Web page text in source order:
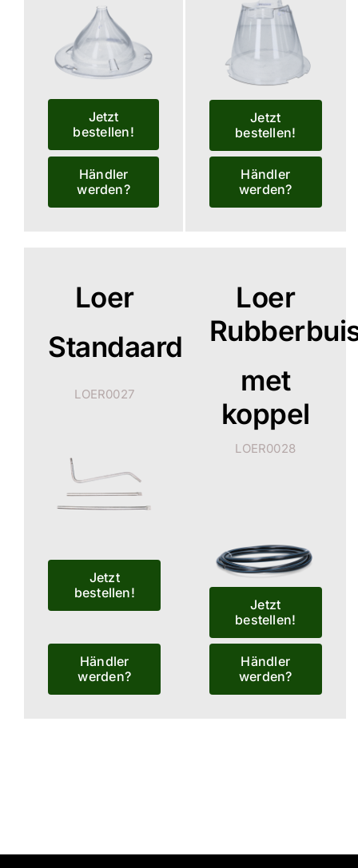
Jetzt
bestellen!
Händler
werden?
Jetzt
bestellen!
Händler
werden?
Loer
Standaard
LOER0027
Jetzt
bestellen!
Händler
werden?
Loer
met
koppel
LOER0028
Jetzt
bestellen!
Händler
werden?